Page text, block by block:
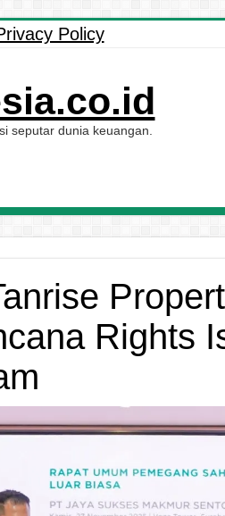
Policy
seputar dunia keuangan.
Rights